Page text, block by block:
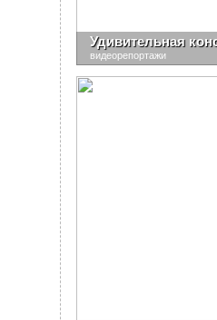
Удивительная
видеорепортажи